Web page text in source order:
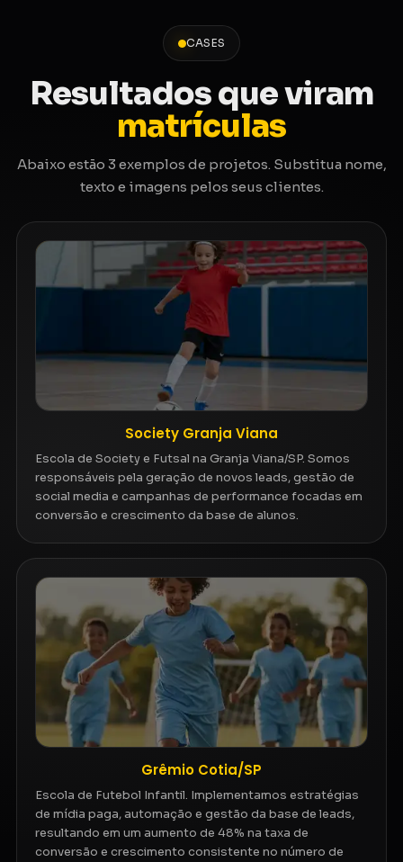
CASES
Resultados que viram
matrículas
Abaixo estão 3 exemplos de projetos. Substitua nome,
texto e imagens pelos seus clientes.
Society Granja Viana
Escola de Society e Futsal na Granja Viana/SP. Somos
responsáveis pela geração de novos leads, gestão de
social media e campanhas de performance focadas em
conversão e crescimento da base de alunos.
Grêmio Cotia/SP
Escola de Futebol Infantil. Implementamos estratégias
de mídia paga, automação e gestão da base de leads,
resultando em um aumento de 48% na taxa de
conversão e crescimento consistente no número de